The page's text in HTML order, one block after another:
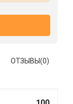
ОТЗЫВЫ(0)